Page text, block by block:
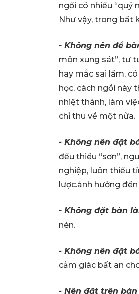
ngồi có nhiều “quý
Như vậy, trong bất
- Không nên để
môn xung sát”, tư
hay mắc sai lầm,
học, cách ngồi này
nhiệt thành, làm
chỉ thu về một nửa.
- Không nên đặt
đều thiếu “sơn”,
nghiệp, luôn thiếu
lược.ảnh hưởng
- Không đặt bàn
nén.
- Không nên đặt
cảm giác bất an
- Nên đặt trên